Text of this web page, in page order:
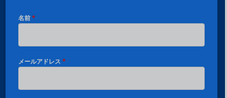
名前*
メールアドレス*